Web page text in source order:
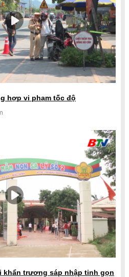
hợp vi phạm tốc độ
khẩn trương sáp nhập tinh gọn